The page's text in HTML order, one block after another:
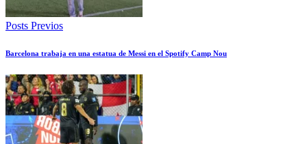
Posts Previos
Barcelona trabaja en una estatua de Messi en el Spotify Camp Nou